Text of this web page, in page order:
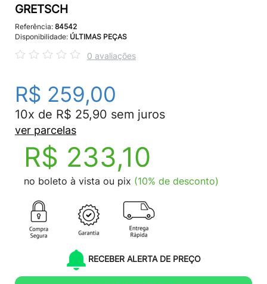
GRETSCH
Referência: 84542
Disponibilidade: ÚLTIMAS PEÇAS
0 avaliações
R$ 259,00
10x de R$ 25,90 sem juros
ver parcelas
R$ 233,10
no boleto à vista ou pix (10% de desconto)
RECEBER ALERTA DE PREÇO